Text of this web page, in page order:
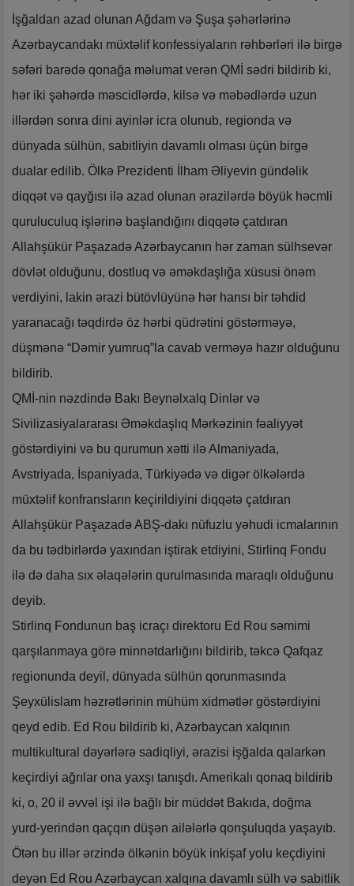
İşğaldan azad olunan Ağdam və Şuşa şəhərlərinə
Azərbaycandakı müxtəlif konfessiyaların rəhbərləri ilə birgə
səfəri barədə qonağa məlumat verən QMİ sədri bildirib ki,
hər iki şəhərdə məscidlərdə, kilsə və məbədlərdə uzun
illərdən sonra dini ayinlər icra olunub, regionda və
dünyada sülhün, sabitliyin davamlı olması üçün birgə
dualar edilib. Ölkə Prezidenti İlham Əliyevin gündəlik
diqqət və qayğısı ilə azad olunan ərazilərdə böyük həcmli
quruluculuq işlərinə başlandığını diqqətə çatdıran
Allahşükür Paşazadə Azərbaycanın hər zaman sülhsevər
dövlət olduğunu, dostluq və əməkdaşlığa xüsusi önəm
verdiyini, lakin ərazi bütövlüyünə hər hansı bir təhdid
yaranacağı təqdirdə öz hərbi qüdrətini göstərməyə,
düşmənə “Dəmir yumruq”la cavab verməyə hazır olduğunu
bildirib.
QMİ-nin nəzdində Bakı Beynəlxalq Dinlər və
Sivilizasiyalararası Əməkdaşlıq Mərkəzinin fəaliyyət
göstərdiyini və bu qurumun xətti ilə Almaniyada,
Avstriyada, İspaniyada, Türkiyədə və digər ölkələrdə
müxtəlif konfransların keçirildiyini diqqətə çatdıran
Allahşükür Paşazadə ABŞ-dakı nüfuzlu yəhudi icmalarının
da bu tədbirlərdə yaxından iştirak etdiyini, Stirlinq Fondu
ilə də daha sıx əlaqələrin qurulmasında maraqlı olduğunu
deyib.
Stirlinq Fondunun baş icraçı direktoru Ed Rou səmimi
qarşılanmaya görə minnətdarlığını bildirib, təkcə Qafqaz
regionunda deyil, dünyada sülhün qorunmasında
Şeyxülislam həzrətlərinin mühüm xidmətlər göstərdiyini
qeyd edib. Ed Rou bildirib ki, Azərbaycan xalqının
multikultural dəyərlərə sadiqliyi, ərazisi işğalda qalarkən
keçirdiyi ağrılar ona yaxşı tanışdı. Amerikalı qonaq bildirib
ki, o, 20 il əvvəl işi ilə bağlı bir müddət Bakıda, doğma
yurd-yerindən qaçqın düşən ailələrlə qonşuluqda yaşayıb.
Ötən bu illər ərzində ölkənin böyük inkişaf yolu keçdiyini
deyən Ed Rou Azərbaycan xalqına davamlı sülh və sabitlik